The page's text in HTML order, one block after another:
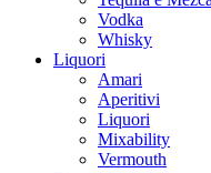
Vodka
Whisky
Liquori
Amari
Aperitivi
Liquori
Mixability
Vermouth